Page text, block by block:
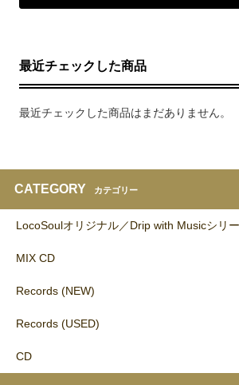
最近チェックした商品
最近チェックした商品はまだありません。
CATEGORY カテゴリー
LocoSoulオリジナル／Drip with Musicシリ
MIX CD
Records (NEW)
Records (USED)
CD